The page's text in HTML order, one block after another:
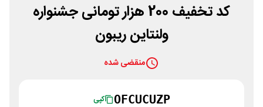
کد تخفیف 200 هزار تومانی جشنواره
ولنتاین ریبون
منقضی شده
OFCUCUZP کپی